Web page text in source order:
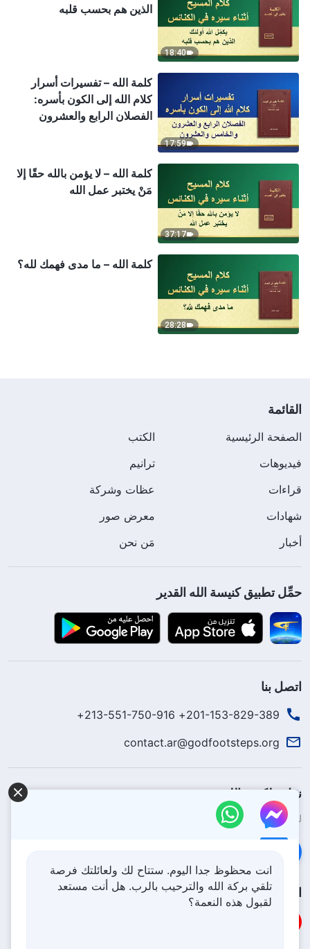
18:40
الذين هم بحسب قلبه
17:59
كلمة الله – تفسيرات أسرار
كلام الله إلى الكون بأسره:
الفصلان الرابع والعشرون
37:17
كلمة الله – لا يؤمن بالله حقًا إلا
مَنْ يختبر عمل الله
28:28
كلمة الله – ما مدى فهمك لله؟
القائمة
الصفحة الرئيسية
الكتب
فيديوهات
ترانيم
قراءات
عظات وشركة
شهادات
معرض صور
أخبار
مَن نحن
حمِّل تطبيق كنيسة الله القدير
اتصل بنا
201-153-829-389+ 213-551-750-916+
contact.ar@godfootsteps.org
نزل ملكوت الله.
لقد نزلت المملكة بالفعل إلى الأرض! هل تريد دخوله؟
اتبعنا
انت محظوظ جدا اليوم. ستتاح لك ولعائلتك فرصة
تلقي بركة الله والترحيب بالرب. هل أنت مستعد
لقبول هذه النعمة؟